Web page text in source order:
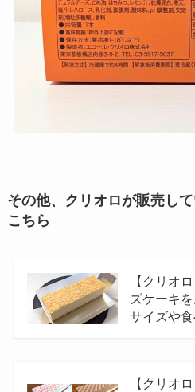
その他、クリオロが販売し
こちら
【クリオ
ズケーキ
サイズや
【クリオ